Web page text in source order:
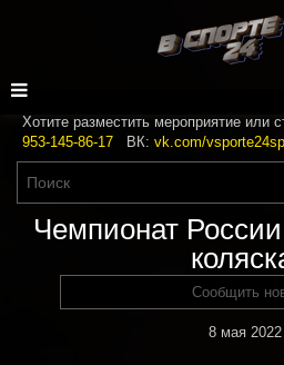
Хотите разместить мероприятие или
953-145-86-17 ВК: vk.com/
Чемпионат
Сообщить
8 мая 2022